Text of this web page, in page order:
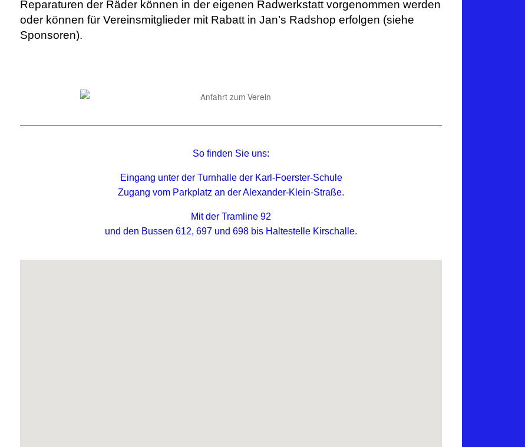
Reparaturen der Räder können in der eigenen Radwerkstatt vorgenommen werden
oder können für Vereinsmitglieder mit Rabatt in Jan’s Radshop erfolgen (siehe
Sponsoren).
So finden Sie uns:
Eingang unter der Turnhalle der Karl-Foerster-Schule
Zugang vom Parkplatz an der Alexander-Klein-Straße.
Mit der Tramline 92
und den Bussen 612, 697 und 698 bis Haltestelle Kirschalle.